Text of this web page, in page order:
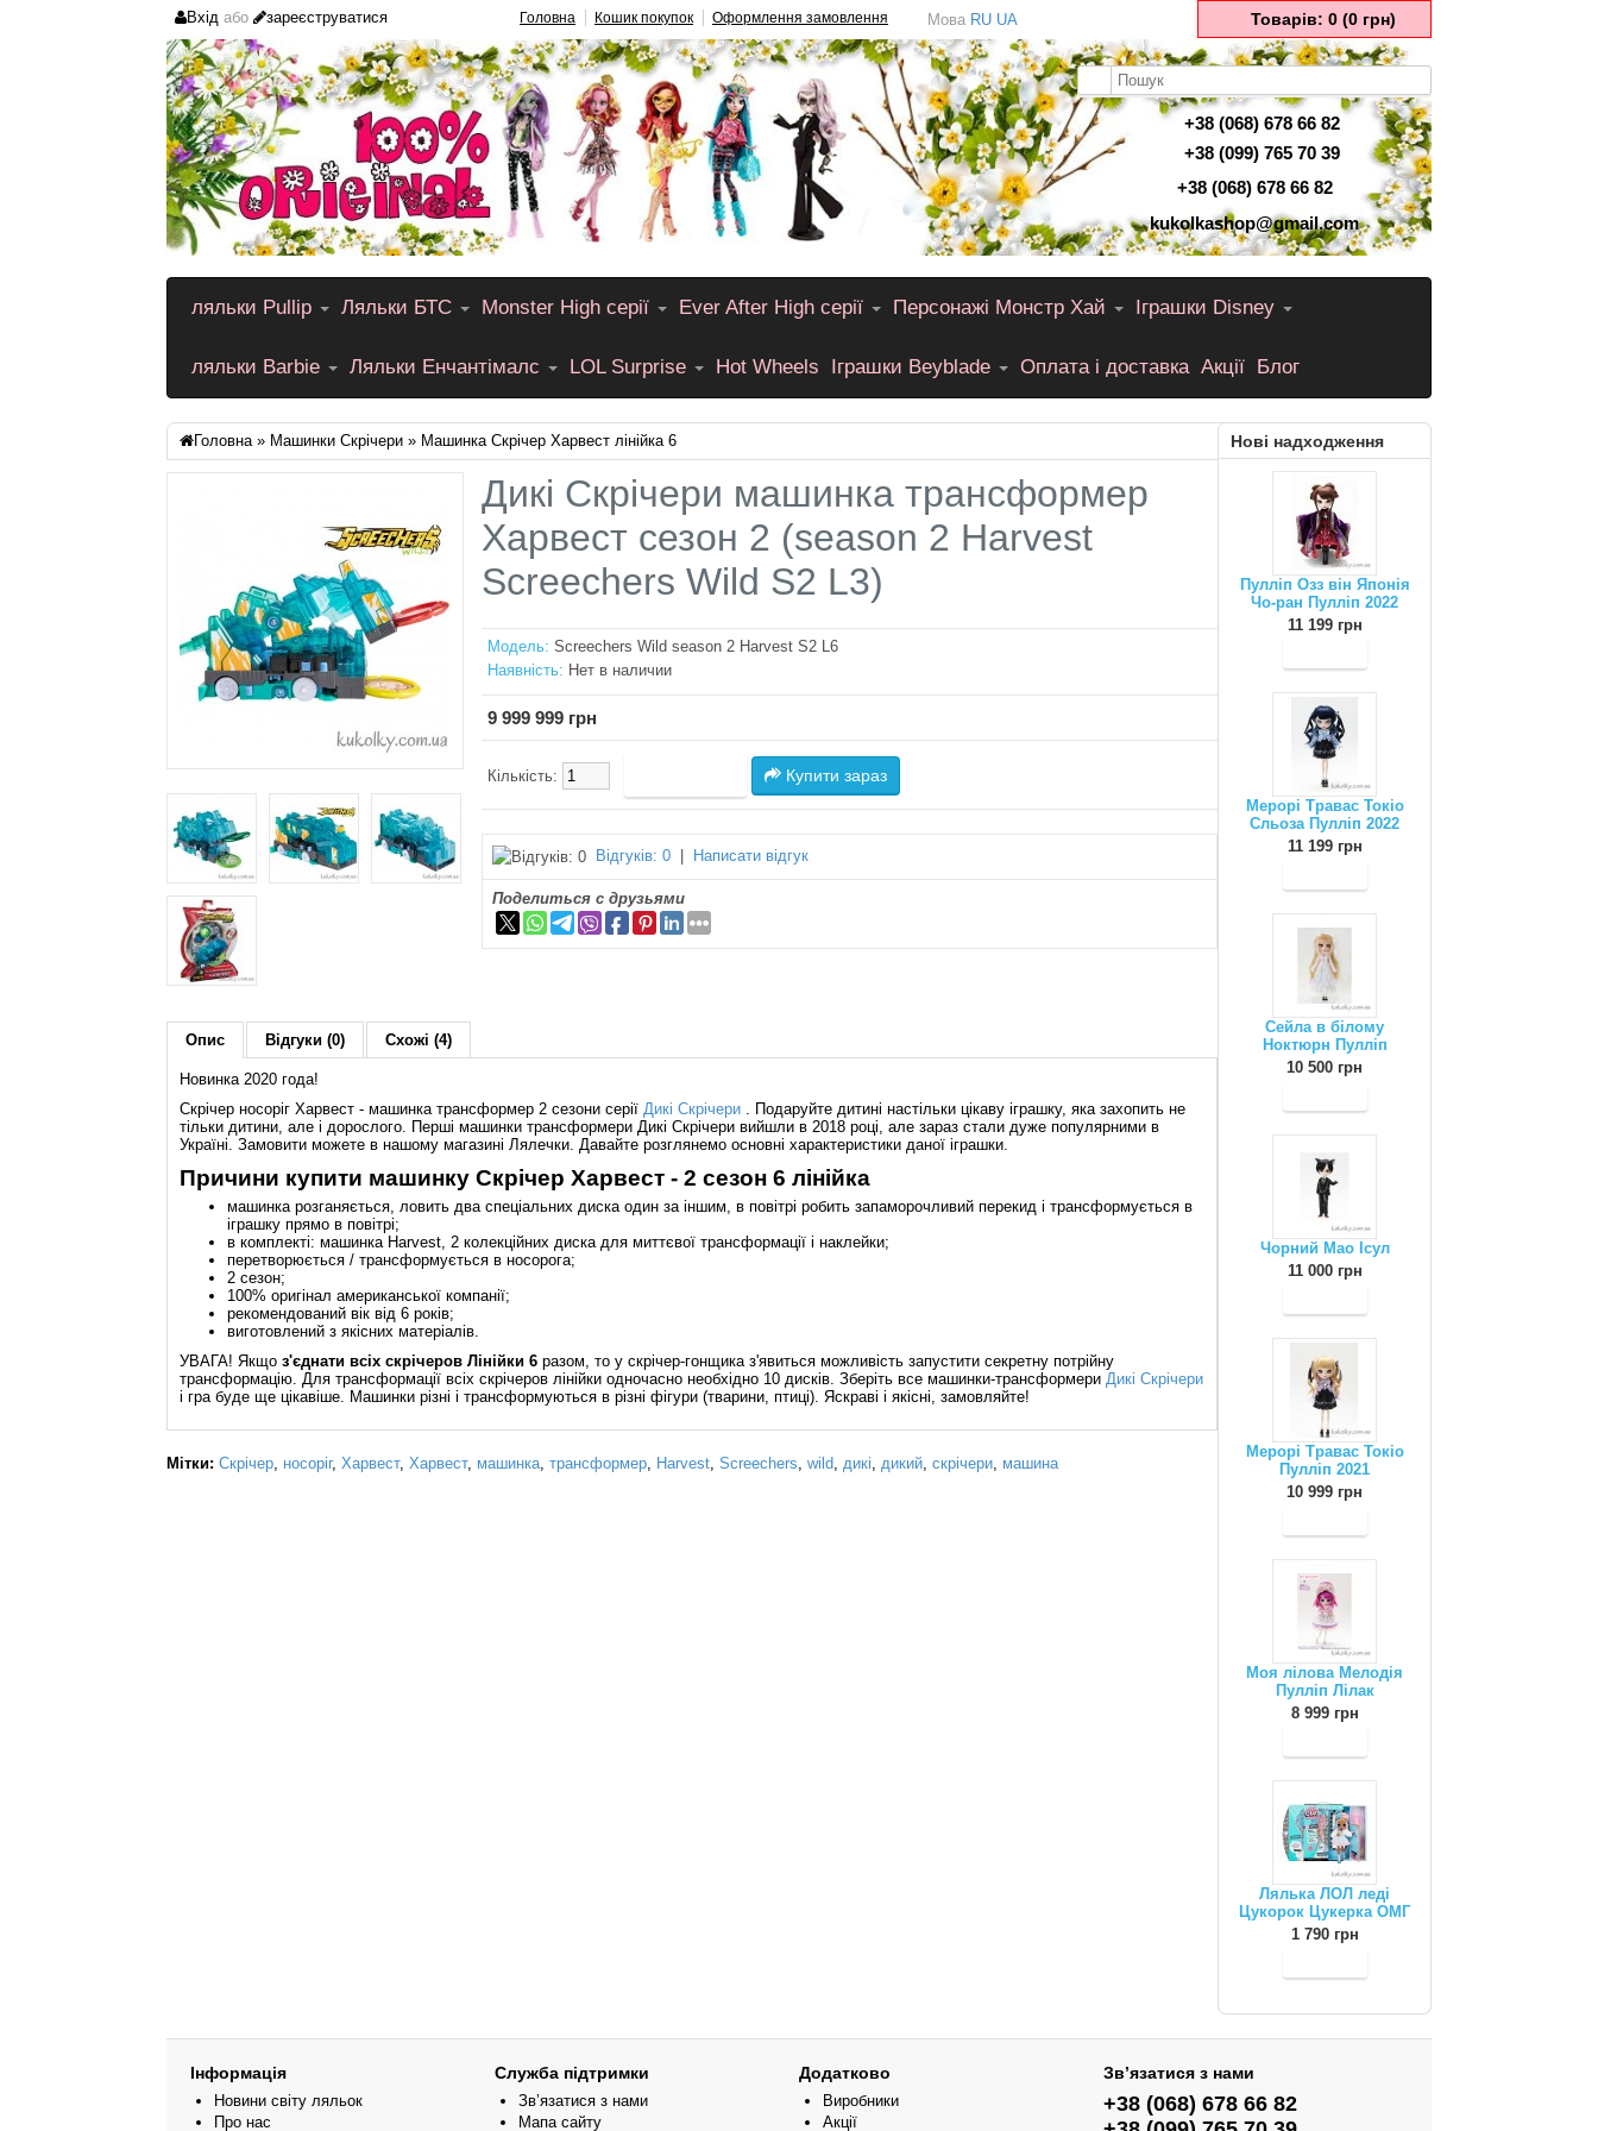
Вхід або зареєструватися Головна Кошик покупок Оформлення замовлення Мова RU UA Товарів: 0 (0 грн)
+38 (068) 678 66 82
+38 (099) 765 70 39
+38 (068) 678 66 82
kukolkashop@gmail.com
ляльки Pullip Ляльки БТС Monster High серії Ever After High серії Персонажі Монстр Хай Іграшки Disney
ляльки Barbie Ляльки Енчантімалс LOL Surprise Hot Wheels Іграшки Beyblade Оплата і доставка Акції Блог
Нові надходження
Пулліп Озз він Японія
Чо-ран Пулліп 2022
11 199 грн
Мерорі Травас Токіо
Сльоза Пулліп 2022
11 199 грн
Сейла в білому
Ноктюрн Пулліп
10 500 грн
Чорний Мао Ісул
11 000 грн
Мерорі Травас Токіо
Пулліп 2021
10 999 грн
Моя лілова Мелодія
Пулліп Лілак
8 999 грн
Лялька ЛОЛ леді
Цукорок Цукерка ОМГ
1 790 грн
Головна» Машинки Скрічери » Машинка Скрічер Харвест лінійка 6
Дикі Скрічери машинка трансформер
Харвест сезон 2 (season 2 Harvest
Screechers Wild S2 L3)
Модель: Screechers Wild season 2 Harvest S2 L6
Наявність: Нет в наличии
9 999 999 грн
Кількість: Купити зараз
Відгуків: 0 Написати відгук
Поделиться с друзьями
Опис Відгуки (0) Схожі (4)
Новинка 2020 года!
Скрічер носоріг Харвест - машинка трансформер 2 сезони серії Дикі Скрічери . Подаруйте дитині настільки цікаву іграшку, яка захопить не
тільки дитини, але і дорослого. Перші машинки трансформери Дикі Скрічери вийшли в 2018 році, але зараз стали дуже популярними в
Україні. Замовити можете в нашому магазині Лялечки. Давайте розглянемо основні характеристики даної іграшки.
Причини купити машинку Скрічер Харвест - 2 сезон 6 лінійка
машинка розганяється, ловить два спеціальних диска один за іншим, в повітрі робить запаморочливий перекид і трансформується в
іграшку прямо в повітрі;
в комплекті: машинка Harvest, 2 колекційних диска для миттєвої трансформації і наклейки;
перетворюється / трансформується в носорога;
2 сезон;
100% оригінал американської компанії;
рекомендований вік від 6 років;
виготовлений з якісних матеріалів.
УВАГА! Якщо з'єднати всіх скрічеров Лінійки 6 разом, то у скрічер-гонщика з'явиться можливість запустити секретну потрійну
трансформацію. Для трансформації всіх скрічеров лінійки одночасно необхідно 10 дисків. Зберіть все машинки-трансформери Дикі Скрічери
і гра буде ще цікавіше. Машинки різні і трансформуються в різні фігури (тварини, птиці). Яскраві і якісні, замовляйте!
Мітки: Скрічер, носоріг, Харвест, Харвест, машинка, трансформер, Harvest, Screechers, wild, дикі, дикий, скрічери, машина
Інформація
Новини світу ляльок
Про нас
Служба підтримки
Зв’язатися з нами
Мапа сайту
Додатково
Виробники
Акції
Зв’язатися з нами
+38 (068) 678 66 82